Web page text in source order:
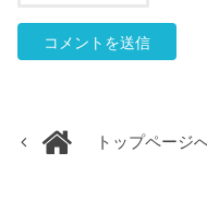
トップページ